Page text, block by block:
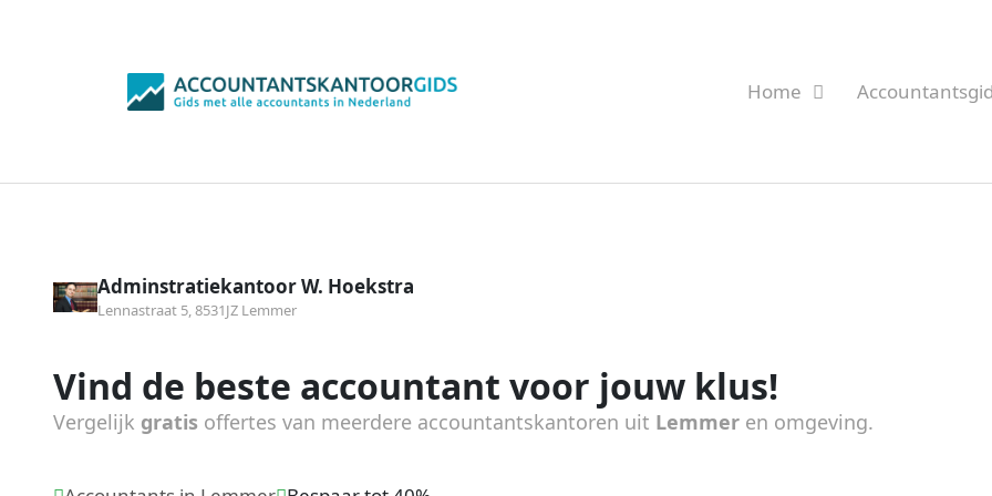
Home
Adminstratiekantoor W. Hoekstra
Lennastraat 5, 8531JZ Lemmer
Vind de beste accountant voor jouw klus!
Vergelijk gratis offertes van meerdere accountantskantoren uit Lemmer en omgeving.